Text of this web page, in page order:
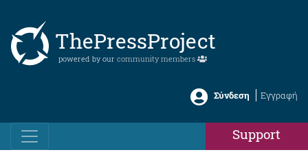
ThePressProject
powered by our community members
Σύνδεση Εγγραφή
Support